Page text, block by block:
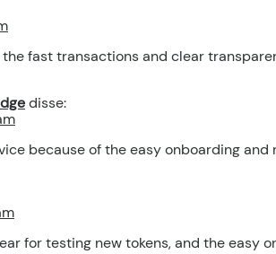
fast transactions and clear
disse:
because of the easy onboarding
for testing new tokens, and the easy